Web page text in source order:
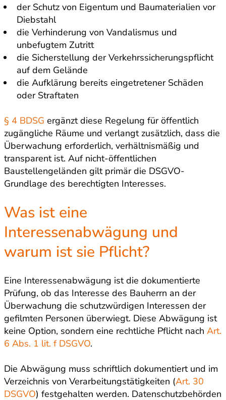
der Schutz von Eigentum und Baumaterialien vor
Diebstahl
die Verhinderung von Vandalismus und
unbefugtem Zutritt
die Sicherstellung der Verkehrssicherungspflicht
auf dem Gelände
die Aufklärung bereits eingetretener Schäden
oder Straftaten
§ 4 BDSG ergänzt diese Regelung für öffentlich
zugängliche Räume und verlangt zusätzlich, dass die
Überwachung erforderlich, verhältnismäßig und
transparent ist. Auf nicht-öffentlichen
Baustellengeländen gilt primär die DSGVO-
Grundlage des berechtigten Interesses.
Was ist eine
Interessenabwägung und
warum ist sie Pflicht?
Eine Interessenabwägung ist die dokumentierte
Prüfung, ob das Interesse des Bauherrn an der
Überwachung die schutzwürdigen Interessen der
gefilmten Personen überwiegt. Diese Abwägung ist
keine Option, sondern eine rechtliche Pflicht nach Art.
6 Abs. 1 lit. f DSGVO.
Die Abwägung muss schriftlich dokumentiert und im
Verzeichnis von Verarbeitungstätigkeiten (Art. 30
DSGVO) festgehalten werden. Datenschutzbehörden